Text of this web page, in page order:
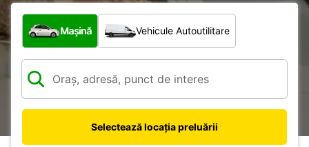
Ce tip de vehicul?
Mașină Vehicule Autoutilitare
Selectează locația preluării